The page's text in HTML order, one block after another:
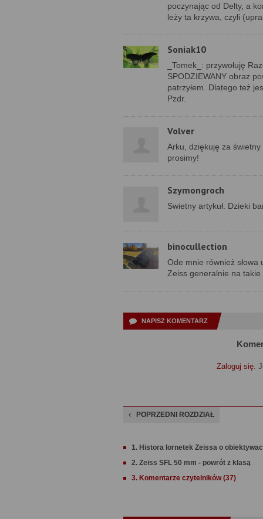
poczynając od Delty, a
leży ta krzywa, czyli
Soniak10
_Tomek_: przywołuję
SPODZIEWANY obraz
patrzyłem. Dlatego też
Pzdr.
Volver
Arku, dziękuję za
prosimy!
Szymongroch
Swietny artykuł. Dzieki
binocullection
Ode mnie również słowa
Zeiss generalnie na takie
NAPISZ KOMENTARZ
Zaloguj się.
POPRZEDNI ROZDZIAŁ
1. Histora lornetek Zeissa o
2. Zeiss SFL 50 mm - powrót z klasą
3. Komentarze czytelników (37)